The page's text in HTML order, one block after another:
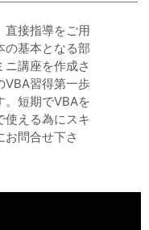
直接指導をご用
の基本となる部
講座を作成さ
VBA習得第一歩
。短期でVBAを
使える為にスキ
お問合せ下さ